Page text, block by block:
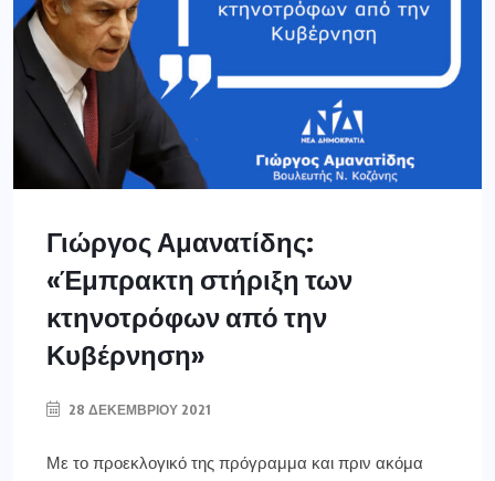
Γιώργος Αμανατίδης:
«Έμπρακτη στήριξη των
κτηνοτρόφων από την
Κυβέρνηση»
28 ΔΕΚΕΜΒΡΊΟΥ 2021
Με το προεκλογικό της πρόγραμμα και πριν ακόμα